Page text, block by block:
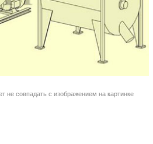
не совпадать с изображением на картинке